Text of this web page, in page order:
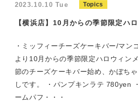
2023.10.10 Tue Topics
【横浜店】10月からの季節限定ハ
・ミッフィーチーズケーキバー/マ
より10月からの季節限定ハロウィン
節のチーズケーキバー始め、かぼち
しです。 ・パンプキンラテ 780yen
ームパフ・・・